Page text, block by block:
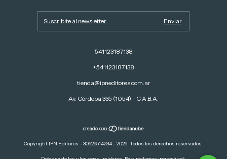
541123187138
+541123187138
tienda@ipneditores.com.ar
Av. Córdoba 335 (1054) - C.A.B.A.
Copyright IPN Editores - 30526514234 - 2026. Todos los derechos reservados.